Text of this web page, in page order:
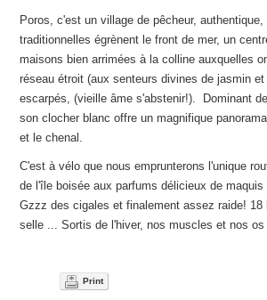
Poros, c'est un village de pêcheur,
traditionnelles égrènent le front de mer, un
maisons bien arrimées à la colline auxquelles
réseau étroit (aux senteurs divines de jasmin
escarpés, (vieille âme s'abstenir!). Dominant
son clocher blanc offre un magnifique
et le chenal.
C'est à vélo que nous emprunterons l'unique
de l'île boisée aux parfums délicieux de
Gzzz des cigales et finalement assez raide! 18
selle ... Sortis de l'hiver, nos muscles et nos
Print